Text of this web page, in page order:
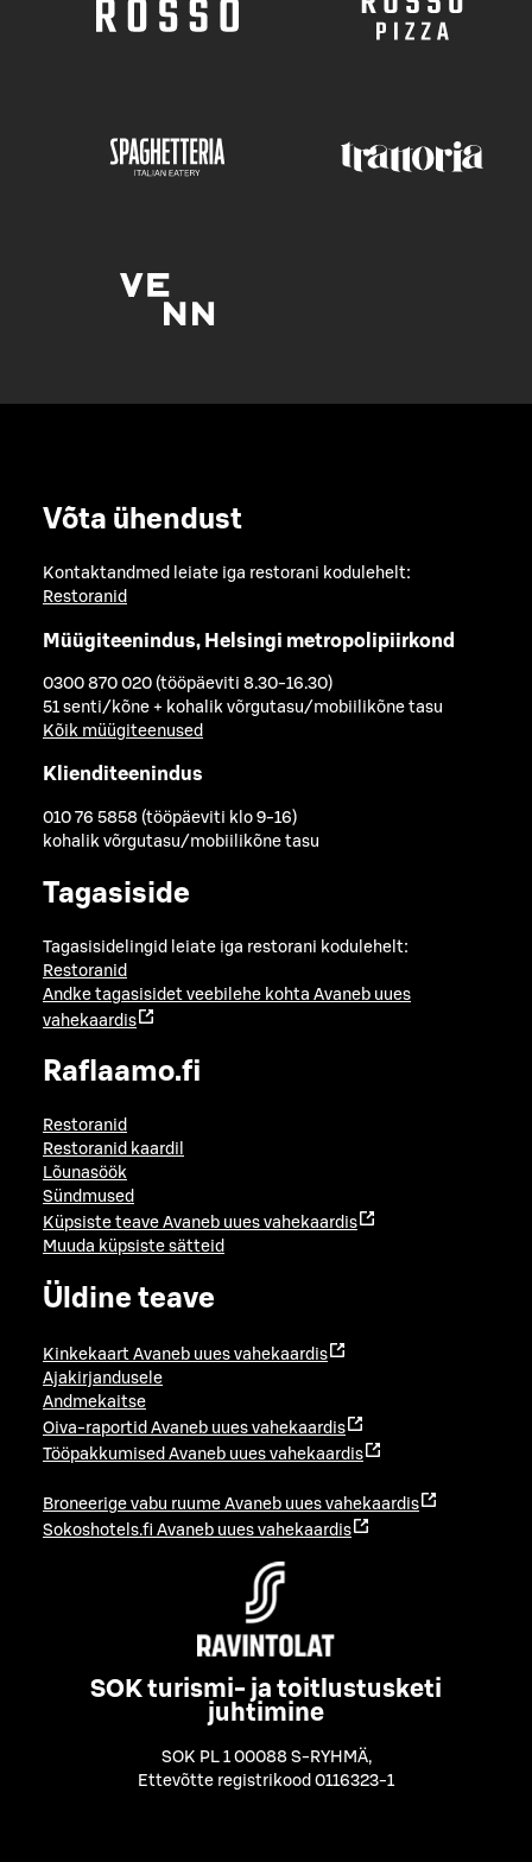
Võta ühendust
Kontaktandmed leiate iga restorani kodulehelt:
Restoranid
Müügiteenindus, Helsingi metropolipiirkond
0300 870 020 (tööpäeviti 8.30-16.30)
51 senti/kõne + kohalik võrgutasu/mobiilikõne tasu
Kõik müügiteenused
Klienditeenindus
010 76 5858 (tööpäeviti klo 9-16)
kohalik võrgutasu/mobiilikõne tasu
Tagasiside
Tagasisidelingid leiate iga restorani kodulehelt:
Restoranid
Andke tagasisidet veebilehe kohta Avaneb uues
vahekaardis
Raflaamo.fi
Restoranid
Restoranid kaardil
Lõunasöök
Sündmused
Küpsiste teave Avaneb uues vahekaardis
Muuda küpsiste sätteid
Üldine teave
Kinkekaart Avaneb uues vahekaardis
Ajakirjandusele
Andmekaitse
Oiva-raportid Avaneb uues vahekaardis
Tööpakkumised Avaneb uues vahekaardis
Broneerige vabu ruume Avaneb uues vahekaardis
Sokoshotels.fi Avaneb uues vahekaardis
SOK turismi- ja toitlustusketi
juhtimine
SOK PL 1 00088 S-RYHMÄ,
Ettevõtte registrikood 0116323-1